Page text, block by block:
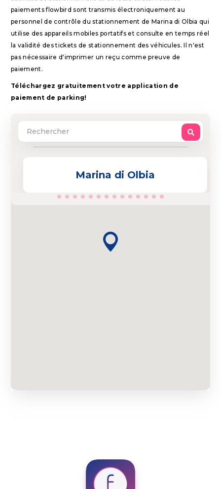
paiements flowbird sont transmis électroniquement au
personnel de contrôle du stationnement de Marina di Olbia qui
utilise des appareils mobiles portatifs et consulte en temps réel
la validité des tickets de stationnement des véhicules. Il n'est
pas nécessaire d'imprimer un reçu comme preuve de
paiement.
Téléchargez gratuitement votre application de
paiement de parking!
Marina di Olbia